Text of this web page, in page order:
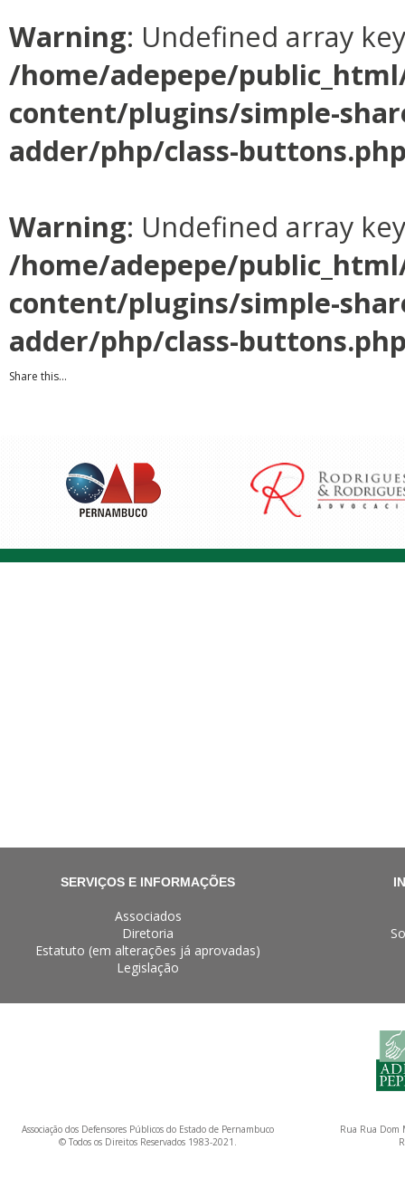
Warning: Undefined array
/home/adepepe/
content/plugins/simple-
adder/php/class-
Warning: Undefined array
/home/adepepe/
content/plugins/simple-
adder/php/class-
Share this...
SERVIÇOS E INFORMAÇÕES
Associados
Diretoria
Estatuto (em alterações já aprovadas)
Legislação
Associação dos Defensores Públicos do Estado de Pernambuco
© Todos os Direitos Reservados 1983-2021.
Rua Rua Dom